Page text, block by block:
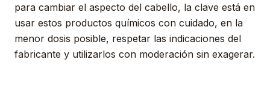
para cambiar el aspecto del cabello, la clave está en
usar estos productos químicos con cuidado, en la
menor dosis posible, respetar las indicaciones del
fabricante y utilizarlos con moderación sin exagerar.